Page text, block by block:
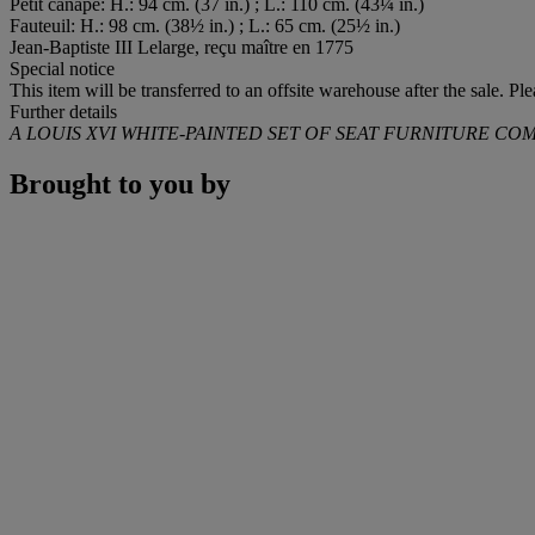
Fauteuil: H.: 98 cm. (38½ in.) ; L.: 65 cm. (25½ in.)
Jean-Baptiste III Lelarge, reçu maître en 1775
Special notice
This item will be transferred to an offsite warehouse after the sale.
Further details
A LOUIS XVI WHITE-PAINTED SET OF SEAT FURNITURE
Brought to you by